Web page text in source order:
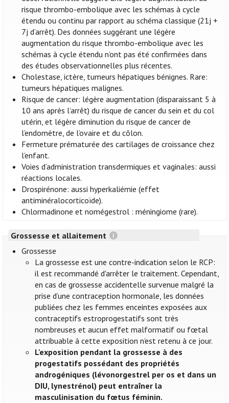
risque thrombo-embolique avec les schémas à cycle
étendu ou continu par rapport au schéma classique (21j +
7j d’arrêt). Des données suggérant une légère
augmentation du risque thrombo-embolique avec les
schémas à cycle étendu n’ont pas été confirmées dans
des études observationnelles plus récentes.
Cholestase, ictère, tumeurs hépatiques bénignes. Rare:
tumeurs hépatiques malignes.
Risque de cancer: légère augmentation (disparaissant 5 à
10 ans après l’arrêt) du risque de cancer du sein et du col
utérin, et légère diminution du risque de cancer de
l’endomètre, de l’ovaire et du côlon.
Fermeture prématurée des cartilages de croissance chez
l’enfant.
Voies d’administration transdermiques et vaginales: aussi
réactions locales.
Drospirénone: aussi hyperkaliémie (effet
antiminéralocorticoïde).
Chlormadinone et nomégestrol : méningiome (rare).
Grossesse et allaitement
Grossesse
La grossesse est une contre-indication selon le RCP:
il est recommandé d'arrêter le traitement. Cependant,
en cas de grossesse accidentelle survenue malgré la
prise d’une contraception hormonale, les données
publiées chez les femmes enceintes exposées aux
contraceptifs estroprogestatifs sont très
nombreuses et aucun effet malformatif ou fœtal
attribuable à cette exposition n’est retenu à ce jour.
L'exposition pendant la grossesse à des
progestatifs possédant des propriétés
androgéniques (lévonorgestrel per os et dans un
DIU, lynestrénol) peut entraîner la
masculinisation du fœtus féminin.